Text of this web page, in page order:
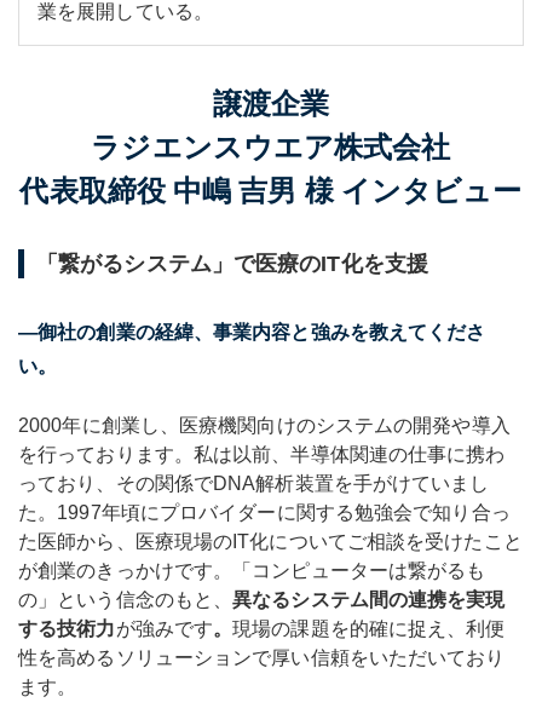
業を展開している。
譲渡企業
ラジエンスウエア株式会社
代表取締役 中嶋 吉男 様 インタビュー
「繋がるシステム」で医療のIT化を支援
―御社の創業の経緯、事業内容と強みを教えてくださ
い。
2000年に創業し、医療機関向けのシステムの開発や導入
を行っております。私は以前、半導体関連の仕事に携わ
っており、その関係でDNA解析装置を手がけていまし
た。1997年頃にプロバイダーに関する勉強会で知り合っ
た医師から、医療現場のIT化についてご相談を受けたこと
が創業のきっかけです。「コンピューターは繋がるも
の」という信念のもと、異なるシステム間の連携を実現
する技術力が強みです。現場の課題を的確に捉え、利便
性を高めるソリューションで厚い信頼をいただいており
ます。